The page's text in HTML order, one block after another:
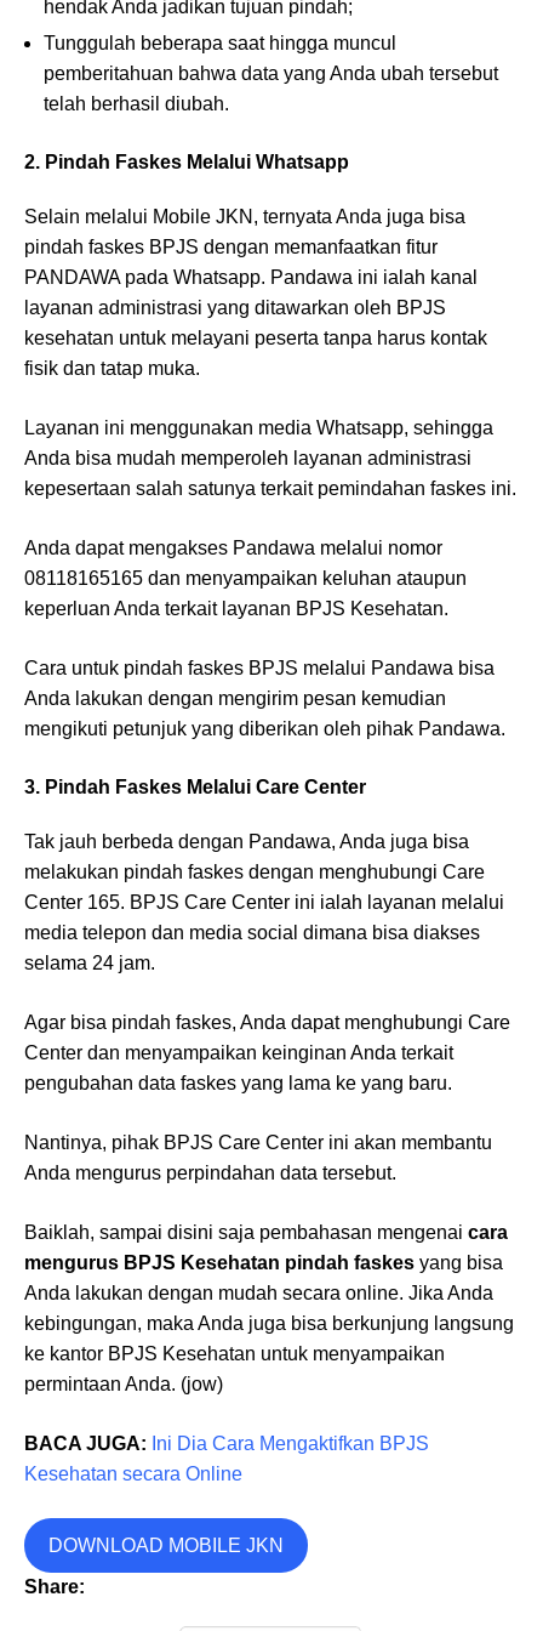
hendak Anda jadikan tujuan pindah;
Tunggulah beberapa saat hingga muncul
pemberitahuan bahwa data yang Anda ubah tersebut
telah berhasil diubah.
2. Pindah Faskes Melalui Whatsapp
Selain melalui Mobile JKN, ternyata Anda juga bisa
pindah faskes BPJS dengan memanfaatkan fitur
PANDAWA pada Whatsapp. Pandawa ini ialah kanal
layanan administrasi yang ditawarkan oleh BPJS
kesehatan untuk melayani peserta tanpa harus kontak
fisik dan tatap muka.
Layanan ini menggunakan media Whatsapp, sehingga
Anda bisa mudah memperoleh layanan administrasi
kepesertaan salah satunya terkait pemindahan faskes ini.
Anda dapat mengakses Pandawa melalui nomor
08118165165 dan menyampaikan keluhan ataupun
keperluan Anda terkait layanan BPJS Kesehatan.
Cara untuk pindah faskes BPJS melalui Pandawa bisa
Anda lakukan dengan mengirim pesan kemudian
mengikuti petunjuk yang diberikan oleh pihak Pandawa.
3. Pindah Faskes Melalui Care Center
Tak jauh berbeda dengan Pandawa, Anda juga bisa
melakukan pindah faskes dengan menghubungi Care
Center 165. BPJS Care Center ini ialah layanan melalui
media telepon dan media social dimana bisa diakses
selama 24 jam.
Agar bisa pindah faskes, Anda dapat menghubungi Care
Center dan menyampaikan keinginan Anda terkait
pengubahan data faskes yang lama ke yang baru.
Nantinya, pihak BPJS Care Center ini akan membantu
Anda mengurus perpindahan data tersebut.
Baiklah, sampai disini saja pembahasan mengenai cara
mengurus BPJS Kesehatan pindah faskes yang bisa
Anda lakukan dengan mudah secara online. Jika Anda
kebingungan, maka Anda juga bisa berkunjung langsung
ke kantor BPJS Kesehatan untuk menyampaikan
permintaan Anda. (jow)
BACA JUGA: Ini Dia Cara Mengaktifkan BPJS
Kesehatan secara Online
DOWNLOAD MOBILE JKN
Share: